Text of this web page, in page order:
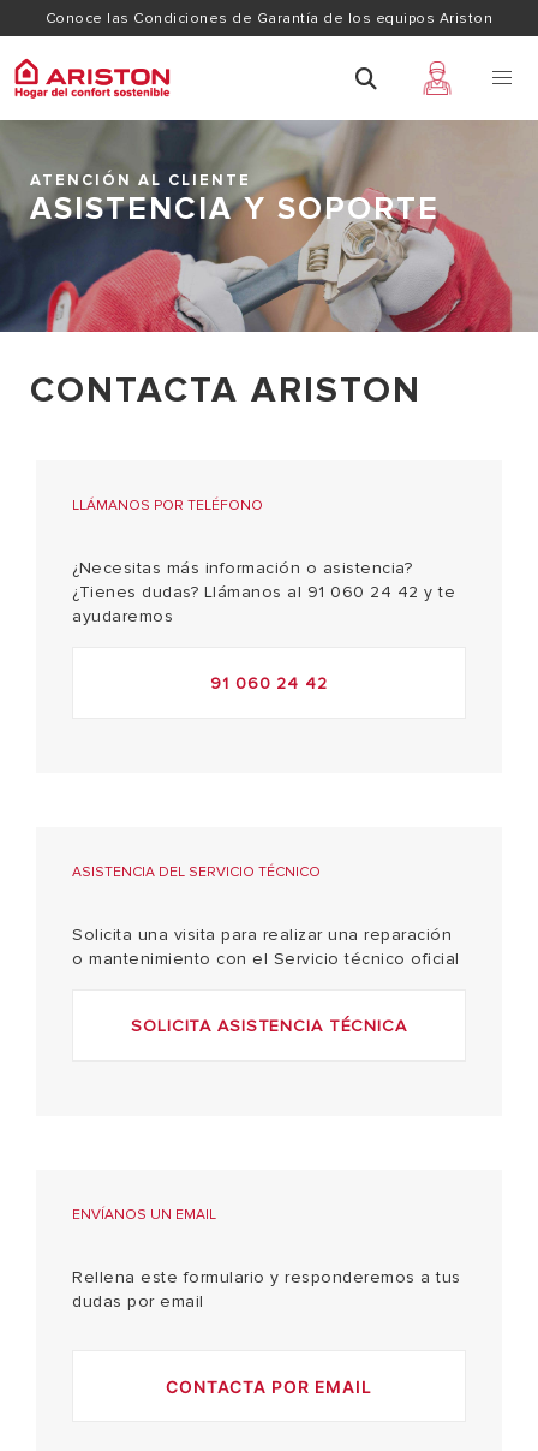
Conoce las Condiciones de Garantía de los equipos Ariston
ATENCIÓN AL CLIENTE
ASISTENCIA Y SOPORTE
CONTACTA ARISTON
LLÁMANOS POR TELÉFONO
¿Necesitas más información o asistencia?
¿Tienes dudas? Llámanos al 91 060 24 42 y te
ayudaremos
91 060 24 42
ASISTENCIA DEL SERVICIO TÉCNICO
Solicita una visita para realizar una reparación
o mantenimiento con el Servicio técnico oficial
SOLICITA ASISTENCIA TÉCNICA
ENVÍANOS UN EMAIL
Rellena este formulario y responderemos a tus
dudas por email
CONTACTA POR EMAIL